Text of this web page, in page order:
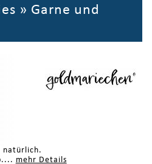
» Garne und
natürlich.
mehr Details